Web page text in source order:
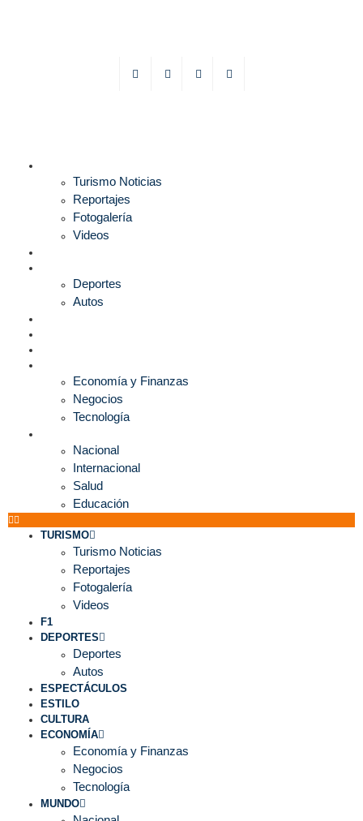
Turismo Noticias
Reportajes
Fotogalería
Videos
Deportes
Autos
Economía y Finanzas
Negocios
Tecnología
Nacional
Internacional
Salud
Educación
TURISMO
Turismo Noticias
Reportajes
Fotogalería
Videos
F1
DEPORTES
Deportes
Autos
ESPECTÁCULOS
ESTILO
CULTURA
ECONOMÍA
Economía y Finanzas
Negocios
Tecnología
MUNDO